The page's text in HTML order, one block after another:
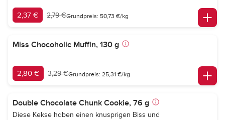
2,37 € 2,79 €Grundpreis: 50,73 €/kg
Miss Chocoholic Muffin, 130 g
2,80 € 3,29 €Grundpreis: 25,31 €/kg
Double Chocolate Chunk Cookie, 76 g
Diese Kekse haben einen knusprigen Biss und